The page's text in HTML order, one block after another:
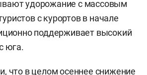
удорожание с массовым
с курортов в начале
поддерживает высокий
юга.
что в целом осеннее снижение